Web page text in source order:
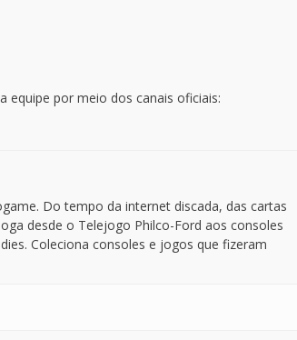
equipe por meio dos canais oficiais:
Do tempo da internet discada, das cartas
desde o Telejogo Philco-Ford aos consoles
Coleciona consoles e jogos que fizeram